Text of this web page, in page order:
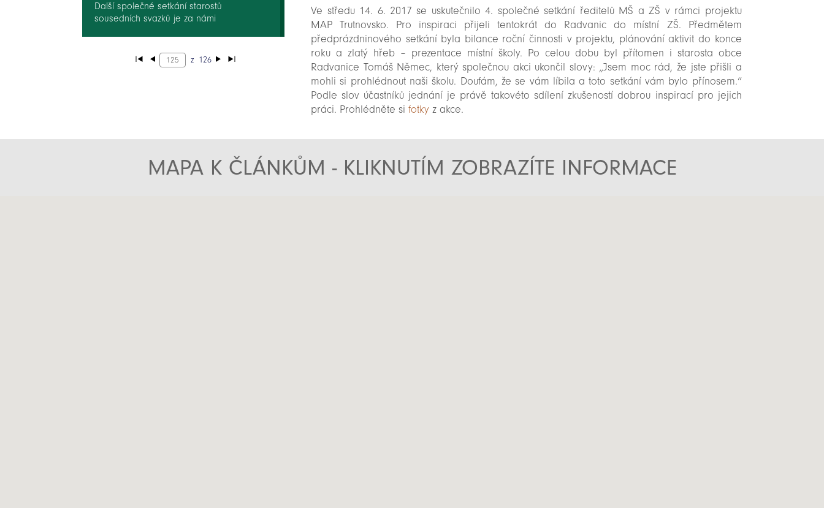
Další společné setkání starostů
sousedních svazků je za námi
z 126
Ve středu 14. 6. 2017 se uskutečnilo 4. společné setkání ředitelů MŠ a ZŠ v rámci projektu
MAP Trutnovsko. Pro inspiraci přijeli tentokrát do Radvanic do místní ZŠ. Předmětem
předprázdninového setkání byla bilance roční činnosti v projektu, plánování aktivit do konce
roku a zlatý hřeb – prezentace místní školy. Po celou dobu byl přítomen i starosta obce
Radvanice Tomáš Němec, který společnou akci ukončil slovy: „Jsem moc rád, že jste přišli a
mohli si prohlédnout naši školu. Doufám, že se vám líbila a toto setkání vám bylo přínosem.“
Podle slov účastníků jednání je právě takovéto sdílení zkušeností dobrou inspirací pro jejich
práci. Prohlédněte sifotkyz akce.
MAPA K ČLÁNKŮM - KLIKNUTÍM ZOBRAZÍTE INFORMACE